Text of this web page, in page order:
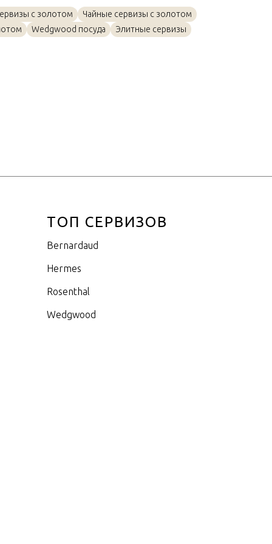
фарфор
190мл
с золотом
Чайные сервизы с золотом
Wedgwood посуда
Элитные сервизы
ТОП СЕРВИЗОВ
Bernardaud
Hermes
Rosenthal
Wedgwood